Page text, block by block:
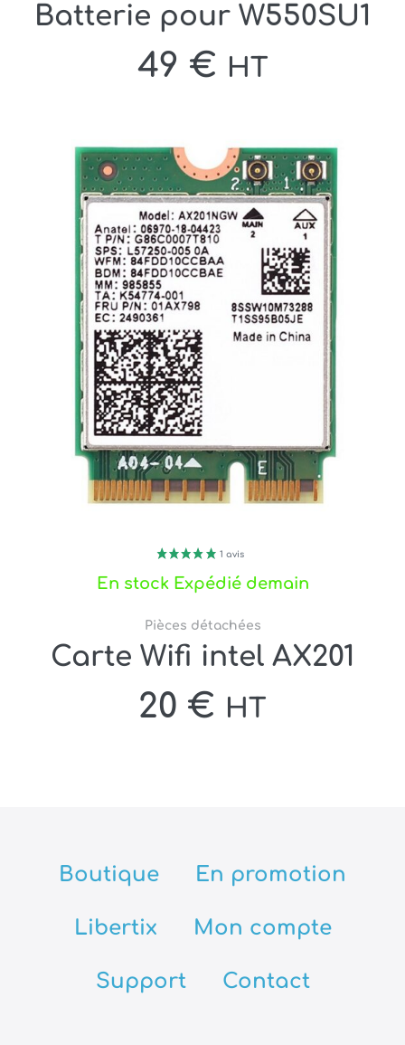
Batterie pour W550SU1
49 € HT
En stock Expédié demain
Pièces détachées
Carte Wifi intel AX201
20 € HT
Boutique En promotion
Libertix Mon compte
Support Contact